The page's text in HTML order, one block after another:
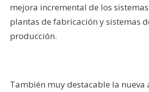
mejora incremental de los
plantas de fabricación y sistemas
producción.
También muy destacable la nueva